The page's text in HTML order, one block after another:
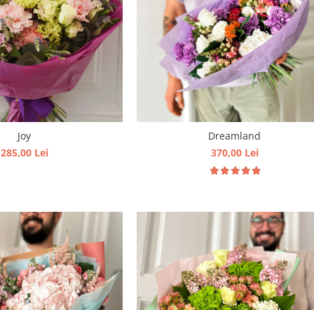
Joy
285,00 Lei
Dreamland
370,00 Lei